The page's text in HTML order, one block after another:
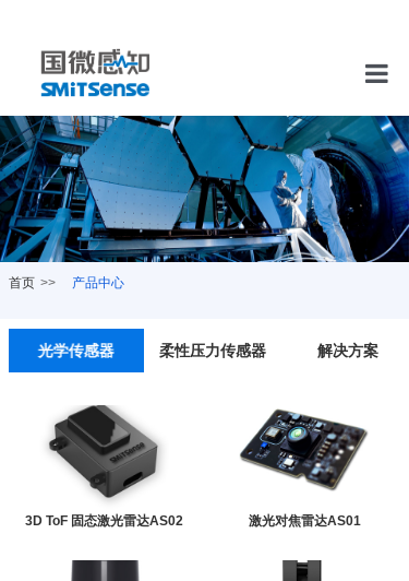
首页
产
新
关
首页 >> 产品中心
光学传感器 柔性压力传感器 解决方案
3D ToF 固态激光雷达AS02 激光对焦雷达AS01